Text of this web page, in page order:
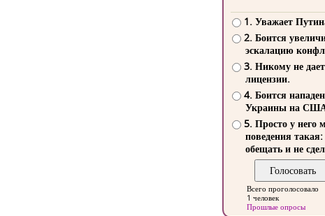
1. Уважает
2. Боится
эскалацию
3. Никому не
лицензии.
4. Боится
Украины на
5. Просто у него
поведения такая:
обещать и не
Всего проголосовало
1 человек
Прошлые опросы